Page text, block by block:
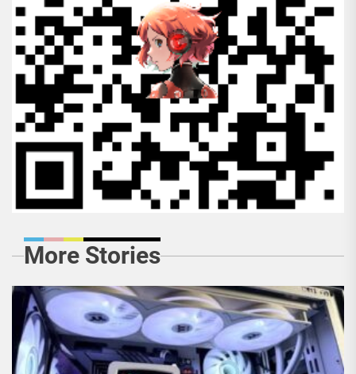
More Stories